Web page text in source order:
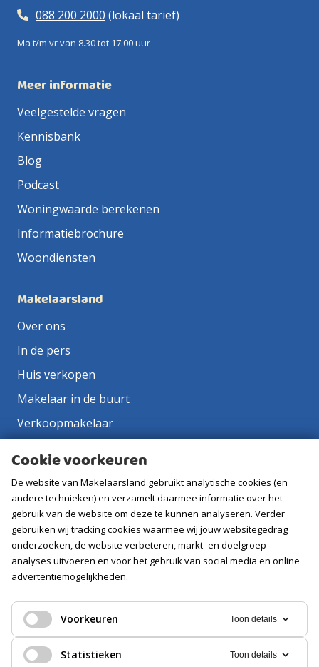
088 200 2000 (lokaal tarief)
Ma t/m vr van 8.30 tot 17.00 uur
Meer informatie
Veelgestelde vragen
Kennisbank
Blog
Podcast
Woningwaarde berekenen
Informatiebrochure
Woondiensten
Makelaarsland
Over ons
In de pers
Huis verkopen
Makelaar in de buurt
Verkoopmakelaar
Vacatures
Volg ons
Cookie voorkeuren
De website van Makelaarsland gebruikt analytische cookies (en
andere technieken) en verzamelt daarmee informatie over het
gebruik van de website om deze te kunnen analyseren. Verder
gebruiken wij tracking cookies waarmee wij jouw websitegedrag
onderzoeken, de website verbeteren, markt- en doelgroep
analyses uitvoeren en voor het gebruik van social media en online
advertentiemogelijkheden.
Voorkeuren Toon details
Statistieken Toon details